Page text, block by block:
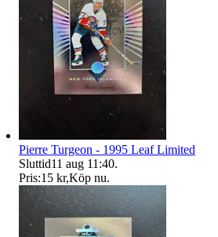
Pierre Turgeon - 1995 Leaf Limited
Sluttid11 aug 11:40.
Pris:15 kr,Köp nu.